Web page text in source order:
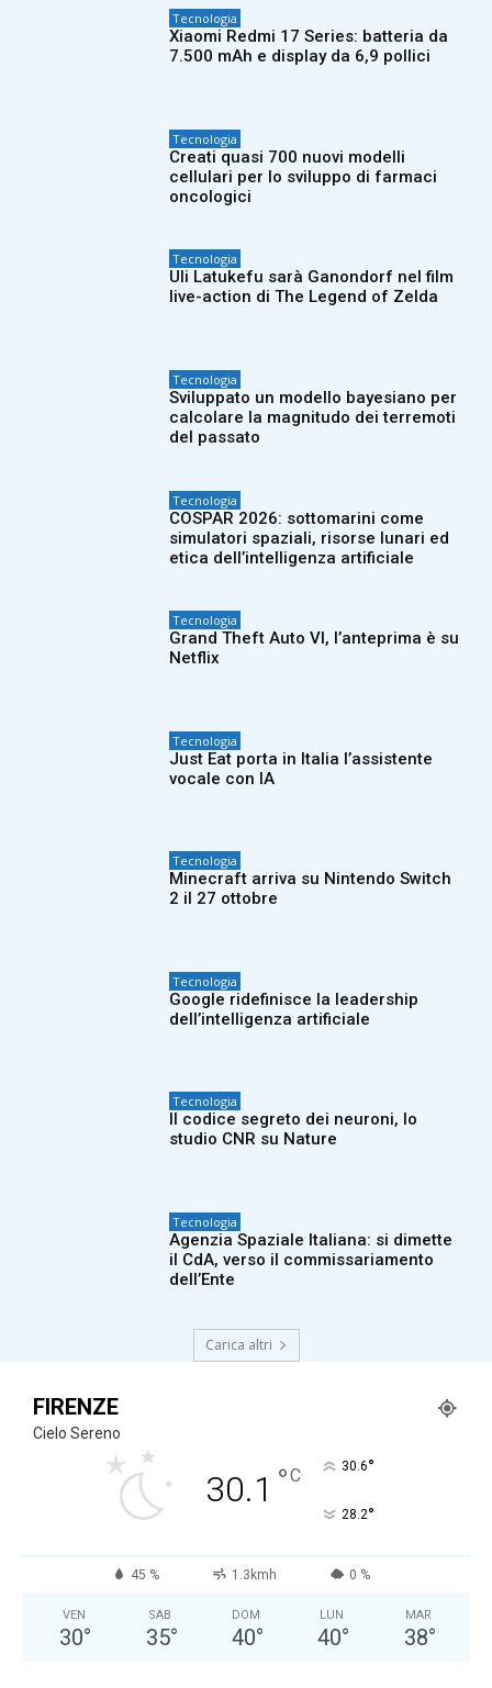
Tecnologia
Xiaomi Redmi 17 Series: batteria da
7.500 mAh e display da 6,9 pollici
Tecnologia
Creati quasi 700 nuovi modelli
cellulari per lo sviluppo di farmaci
oncologici
Tecnologia
Uli Latukefu sarà Ganondorf nel film
live-action di The Legend of Zelda
Tecnologia
Sviluppato un modello bayesiano per
calcolare la magnitudo dei terremoti
del passato
Tecnologia
COSPAR 2026: sottomarini come
simulatori spaziali, risorse lunari ed
etica dell’intelligenza artificiale
Tecnologia
Grand Theft Auto VI, l’anteprima è su
Netflix
Tecnologia
Just Eat porta in Italia l’assistente
vocale con IA
Tecnologia
Minecraft arriva su Nintendo Switch
2 il 27 ottobre
Tecnologia
Google ridefinisce la leadership
dell’intelligenza artificiale
Tecnologia
Il codice segreto dei neuroni, lo
studio CNR su Nature
Tecnologia
Agenzia Spaziale Italiana: si dimette
il CdA, verso il commissariamento
dell’Ente
Carica altri
FIRENZE
Cielo Sereno
30.1 °C 30.6°
28.2°
45 % 1.3kmh 0 %
VEN
30°
SAB
35°
DOM
40°
LUN
40°
MAR
38°